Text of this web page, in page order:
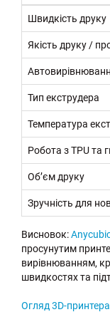
Швидкість друку
Якість друку /
Тип екструдера
Температура
Робота з TPU та
Об’єм друку
Зручність для
Висновок:
просунутим
вирівнюванням,
швидкостях та
Огляд 3D-